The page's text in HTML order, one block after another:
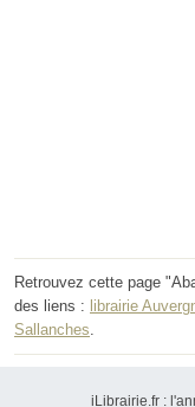
Retrouvez cette page
des liens : librairie
Sallanches
iLibrairie.fr :